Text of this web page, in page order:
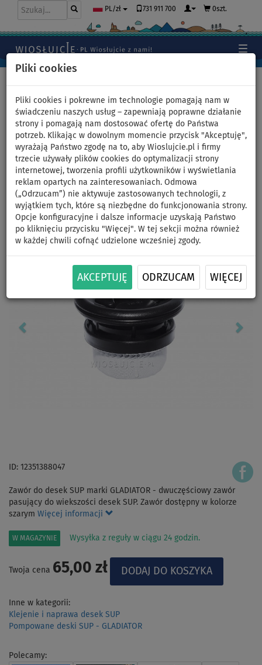
Pliki cookies
Pliki cookies i pokrewne im technologie pomagają nam w
świadczeniu naszych usług – zapewniają poprawne działanie
strony i pomagają nam dostosować ofertę do Państwa
potrzeb. Klikając w dowolnym momencie przycisk "Akceptuję",
wyrażają Państwo zgodę na to, aby Wioslujcie.pl i firmy
trzecie używały plików cookies do optymalizacji strony
internetowej, tworzenia profili użytkowników i wyświetlania
reklam opartych na zainteresowaniach. Odmowa
(„Odrzucam”) nie aktywuje zastosowanych technologii, z
wyjątkiem tych, które są niezbędne do funkcjonowania strony.
Opcje konfiguracyjne i dalsze informacje uzyskają Państwo
po kliknięciu przycisku "Więcej". W tej sekcji można również
w każdej chwili cofnąć udzielone wcześniej zgody.
AKCEPTUJĘ ODRZUCAM WIĘCEJ
PL/zł 731 911 700 0szt.
Zawór do desek SUP
Gladiator
Previous
ID: 12351388047
Zawór do desek SUP marki GLADIATOR - dwuczęściowy zawór
pasujący do wiekszości desek SUP. Zawór dostępny w kolorze
szarym Więcej informacji
W MAGAZYNIE Wysyłka z reguły w ciągu 24 godzin.
Twoja cena 65,00 zł
Inne w kategorii:
Klejenie i naprawa desek SUP
Pompowane deski SUP - GLADIATOR
Polecamy: